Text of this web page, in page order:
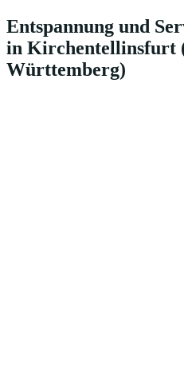
Entspannung und
in Kirchentellinsfurt
Württemberg)